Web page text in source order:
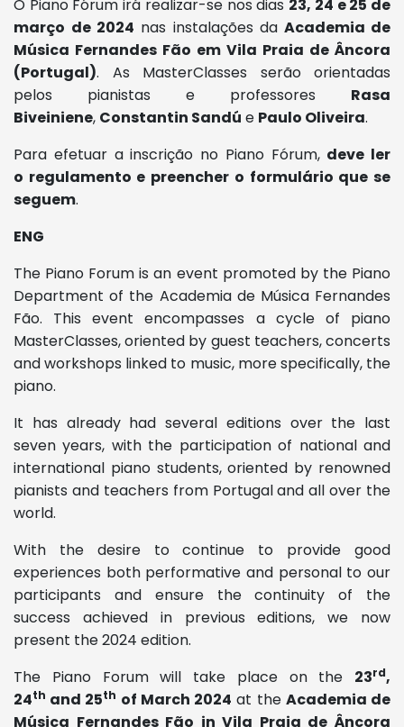
O Piano Fórum irá realizar-se nos dias 23, 24 e 25 de
março de 2024 nas instalações da Academia de
Música Fernandes Fão em Vila Praia de Âncora
(Portugal). As MasterClasses serão orientadas
pelos pianistas e professores
Rasa
Biveiniene, Constantin Sandú e Paulo Oliveira.
Para efetuar a inscrição no Piano Fórum, deve ler
o regulamento e preencher o formulário que se
seguem.
ENG
The Piano Forum is an event promoted by the Piano
Department of the Academia de Música Fernandes
Fão. This event encompasses a cycle of piano
MasterClasses, oriented by guest teachers, concerts
and workshops linked to music, more specifically, the
piano.
It has already had several editions over the last
seven years, with the participation of national and
international piano students, oriented by renowned
pianists and teachers from Portugal and all over the
world.
With the desire to continue to provide good
experiences both performative and personal to our
participants and ensure the continuity of the
success achieved in previous editions, we now
present the 2024 edition.
The Piano Forum will take place on the
23rd,
24th and 25th of March 2024 at the Academia de
Música Fernandes Fão in Vila Praia de Âncora